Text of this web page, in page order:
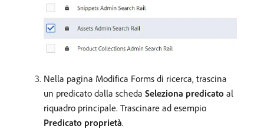
Nella pagina Modifica Forms di ricerca, trascina
un predicato dalla scheda Seleziona predicato al
riquadro principale. Trascinare ad esempio
Predicato proprietà.